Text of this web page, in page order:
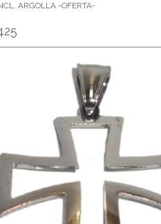
ARGOLLA -OFERTA-